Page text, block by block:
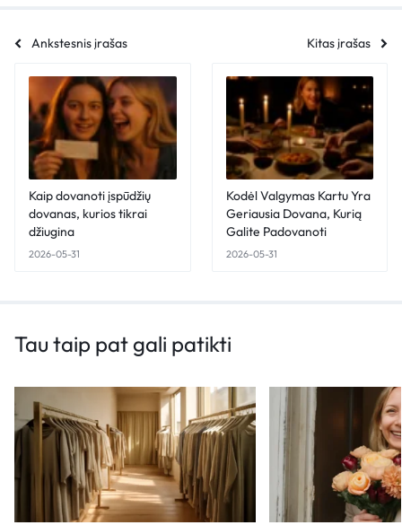
Ankstesnis įrašas Kitas įrašas
Kaip dovanoti įspūdžių
dovanas, kurios tikrai
džiugina
2026-05-31
Kodėl Valgymas Kartu Yra
Geriausia Dovana, Kurią
Galite Padovanoti
2026-05-31
Tau taip pat gali patikti